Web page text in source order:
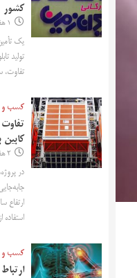
کشور
1 هفته پیش
یک
تولید
تفاوت،
کسب و
تفاوت
کابین
2 هفته پیش
در
ارتفاع
استفاده
کسب و